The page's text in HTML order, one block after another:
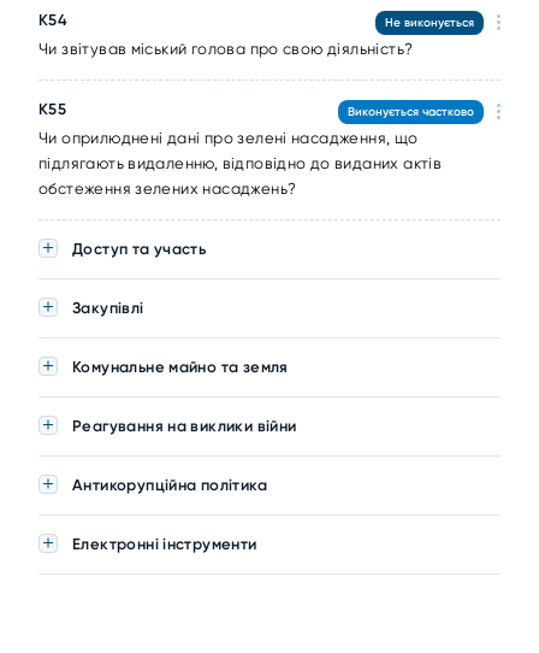
K54
Чи звітував міський голова про свою діяльність?
Не виконується
K55
Чи оприлюднені дані про зелені насадження, що
підлягають видаленню, відповідно до виданих актів
обстеження зелених насаджень?
Виконується частково
Доступ та участь
Закупівлі
Комунальне майно та земля
Реагування на виклики війни
Антикорупційна політика
Електронні інструменти